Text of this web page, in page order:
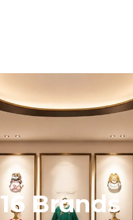
16 Brands